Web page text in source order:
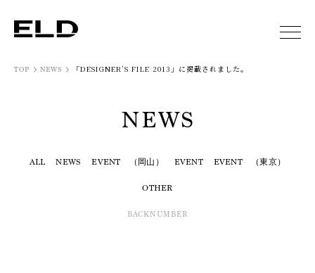
TOP NEWS 「DESIGNER’S FILE 2013」に掲載されました。
NEWS
ALL NEWS EVENT （岡山） EVENT EVENT （東京）
OTHER
BACKNUMBER